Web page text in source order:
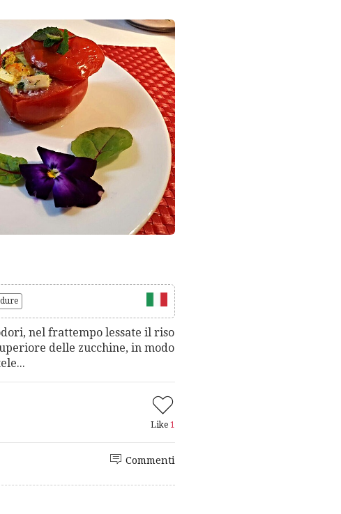
nel frattempo lessate il riso
delle zucchine, in modo
Like 1
Commenti